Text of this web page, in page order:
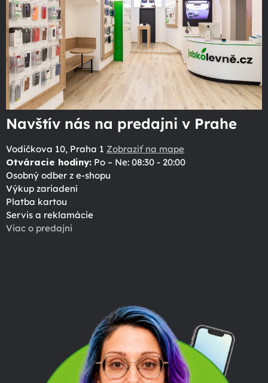
Navštív nás na predajni v Prahe
Vodičkova 10, Praha 1 Zobraziť na mape
Otváracie hodiny: Po – Ne: 08:30 - 20:00
Osobný odber z e-shopu
Výkup zariadení
Platba kartou
Servis a reklamácie
Viac o predajni